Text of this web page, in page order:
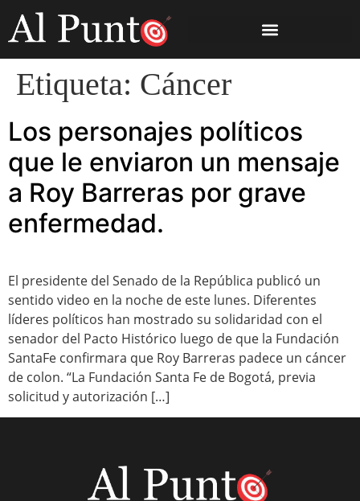
Etiqueta: Cáncer
Los personajes políticos
que le enviaron un mensaje
a Roy Barreras por grave
enfermedad.
El presidente del Senado de la República publicó un
sentido video en la noche de este lunes. Diferentes
líderes políticos han mostrado su solidaridad con el
senador del Pacto Histórico luego de que la Fundación
SantaFe confirmara que Roy Barreras padece un cáncer
de colon. “La Fundación Santa Fe de Bogotá, previa
solicitud y autorización […]